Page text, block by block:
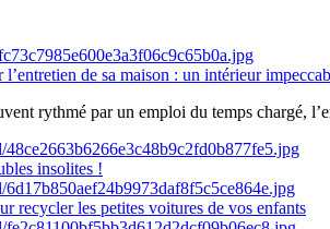
de sa maison : un intérieur
rythmé par un emploi du temps chargé,
insolites !
recycler les petites voitures de vos enfants